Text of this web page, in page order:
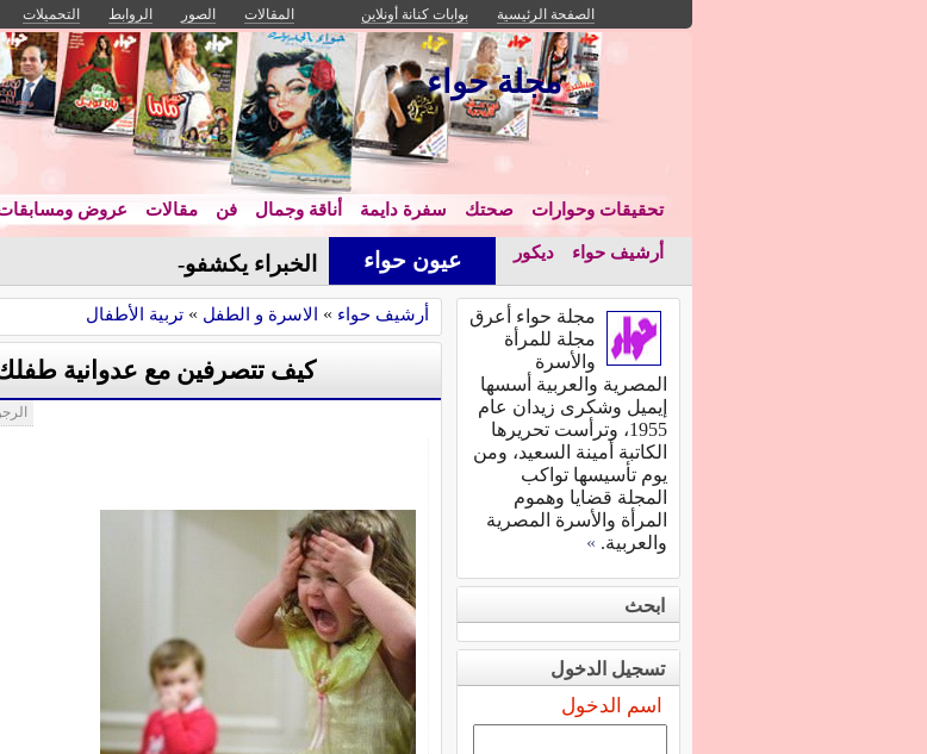
الصفحة الرئيسية بوابات كنانة أونلاين المقالات الصور الروابط التحميلات
مجلة حواء
تحقيقات وحوارات صحتك سفرة دايمة أناقة وجمال فن مقالات عروض
أرشيف حواء ديكور عيون حواء الخبراء يكشفون: أسرار النجاح_
أرشيف حواء » الاسرة و الطفل » تربية الأطفال
كيف تتصرفين مع عدوانية
مجلة حواء أعرق
مجلة للمرأة
والأسرة
المصرية والعربية أسسها
إيميل وشكرى زيدان عام
1955، وترأست تحريرها
الكاتبة أمينة السعيد، ومن
يوم تأسيسها تواكب
المجلة قضايا وهموم
المرأة والأسرة المصرية
والعربية. »
ابحث
تسجيل الدخول
اسم الدخول